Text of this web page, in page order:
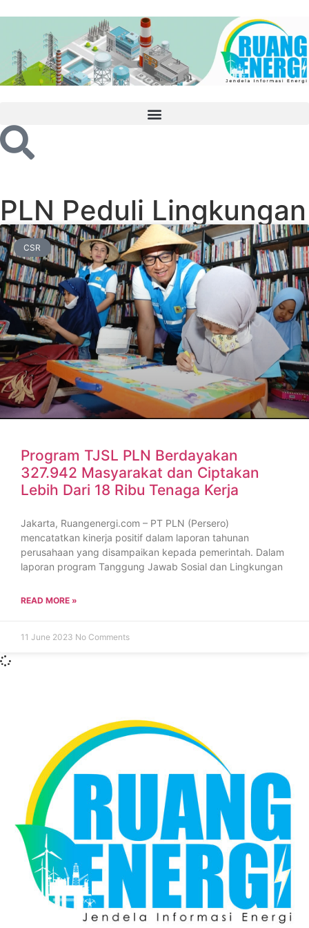
PLN Peduli Lingkungan
CSR
Program TJSL PLN Berdayakan
327.942 Masyarakat dan Ciptakan
Lebih Dari 18 Ribu Tenaga Kerja
Jakarta, Ruangenergi.com – PT PLN (Persero)
mencatatkan kinerja positif dalam laporan tahunan
perusahaan yang disampaikan kepada pemerintah. Dalam
laporan program Tanggung Jawab Sosial dan Lingkungan
READ MORE »
11 June 2023 No Comments